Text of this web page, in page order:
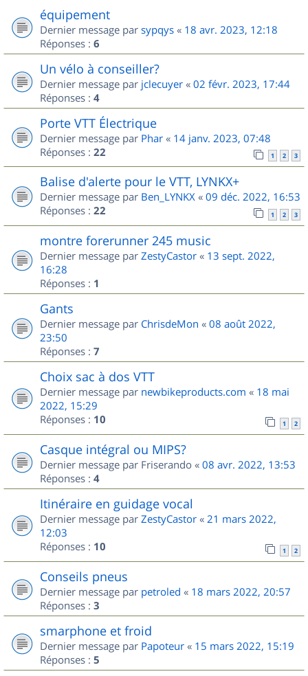
équipement
Dernier message par sypqys « 18 avr. 2023, 12:18
Réponses : 6
Un vélo à conseiller?
Dernier message par jclecuyer « 02 févr. 2023, 17:44
Réponses : 4
Porte VTT Électrique
Dernier message par Phar « 14 janv. 2023, 07:48
Réponses : 22 1 2 3
Balise d'alerte pour le VTT, LYNKX+
Dernier message par Ben_LYNKX « 09 déc. 2022, 16:53
Réponses : 22 1 2 3
montre forerunner 245 music
Dernier message par ZestyCastor « 13 sept. 2022,
16:28
Réponses : 1
Gants
Dernier message par ChrisdeMon « 08 août 2022,
23:50
Réponses : 7
Choix sac à dos VTT
Dernier message par newbikeproducts.com « 18 mai
2022, 15:29
Réponses : 10 1 2
Casque intégral ou MIPS?
Dernier message par Friserando « 08 avr. 2022, 13:53
Réponses : 4
Itinéraire en guidage vocal
Dernier message par ZestyCastor « 21 mars 2022,
12:03
Réponses : 10 1 2
Conseils pneus
Dernier message par petroled « 18 mars 2022, 20:57
Réponses : 3
smarphone et froid
Dernier message par Papoteur « 15 mars 2022, 15:19
Réponses : 5